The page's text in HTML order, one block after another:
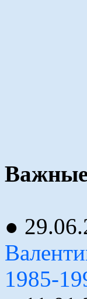
●
1985-